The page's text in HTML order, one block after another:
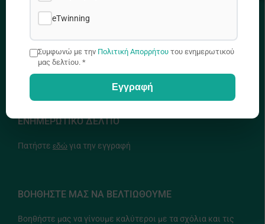
info@idep.org.cy
ΕΝΗΜΕΡΩΤΙΚΟ ΔΕΛΤΙΟ
Πατήστε εδώ για την εγγραφή
ΒΟΗΘΗΣΤΕ ΜΑΣ ΝΑ ΒΕΛΤΙΩΘΟΥΜΕ
Βοηθήστε μας να γίνουμε καλύτεροι με τα σχόλια και τις
eTwinning
Συμφωνώ με την Πολιτική Απορρήτου του ενημερωτικού
μας δελτίου. *
Εγγραφή